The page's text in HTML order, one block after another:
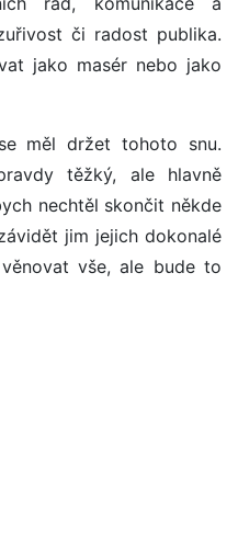
či radost publika.
jako masér nebo jako
měl držet tohoto snu.
těžký, ale hlavně
nechtěl skončit někde
jim jejich dokonalé
vše, ale bude to